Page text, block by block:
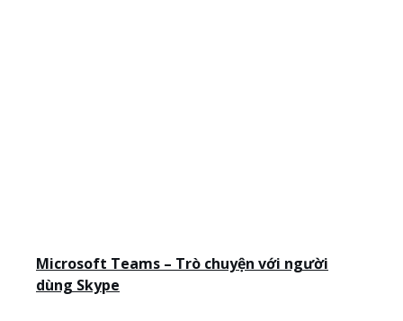
Microsoft Teams – Trò chuyện với người
dùng Skype